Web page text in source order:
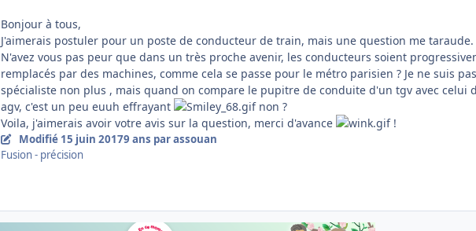
Bonjour à tous,
J'aimerais postuler pour un poste de conducteur de train, mais une question me taraude.
N'avez vous pas peur que dans un très proche avenir, les conducteurs soient
remplacés par des machines, comme cela se passe pour le métro parisien ? Je ne suis
spécialiste non plus , mais quand on compare le pupitre de conduite d'un tgv avec celui
agv, c'est un peu euuh effrayant
non ?
Voila, j'aimerais avoir votre avis sur la question, merci d'avance
!
Modifié 15 juin 20179 ans par assouan
Fusion - précision